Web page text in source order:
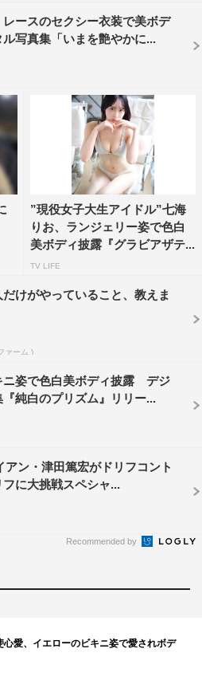
ースのセクシー衣装で美ボデ
写真集「いまを艶やかに...
”現役女子大生アイドル”七海
りお、ランジェリー姿で色白
美ボディ披露『グラビアザテ...
TV LIFE
けがやっていること、教えま
ァーム )
ニ姿で色白美ボディ披露 デジ
純白のプリズム』リリー...
ン・津田篤宏がドリフコント
に大挑戦スペシャ...
Recommended by
心愛、イエローのビキニ姿で愛されボデ